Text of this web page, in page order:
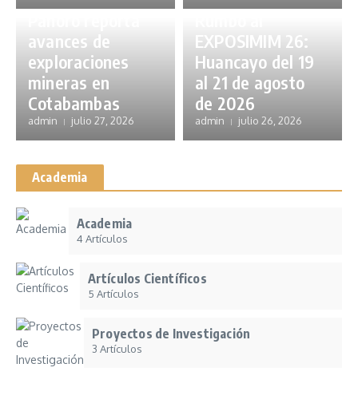
avances de
exploraciones
mineras en
Cotabambas
admin julio 27, 2026
EXPOSIMIM 26:
Huancayo del 19
al 21 de agosto
de 2026
admin julio 26, 2026
Academia
Academia
4 Artículos
Artículos Científicos
5 Artículos
Proyectos de Investigación
3 Artículos